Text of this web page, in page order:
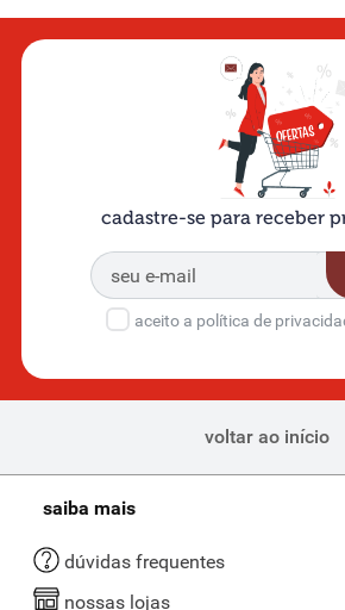
cadastre-se para receber
aceito a política de
voltar ao início
saiba mais
dúvidas frequentes
nossas lojas